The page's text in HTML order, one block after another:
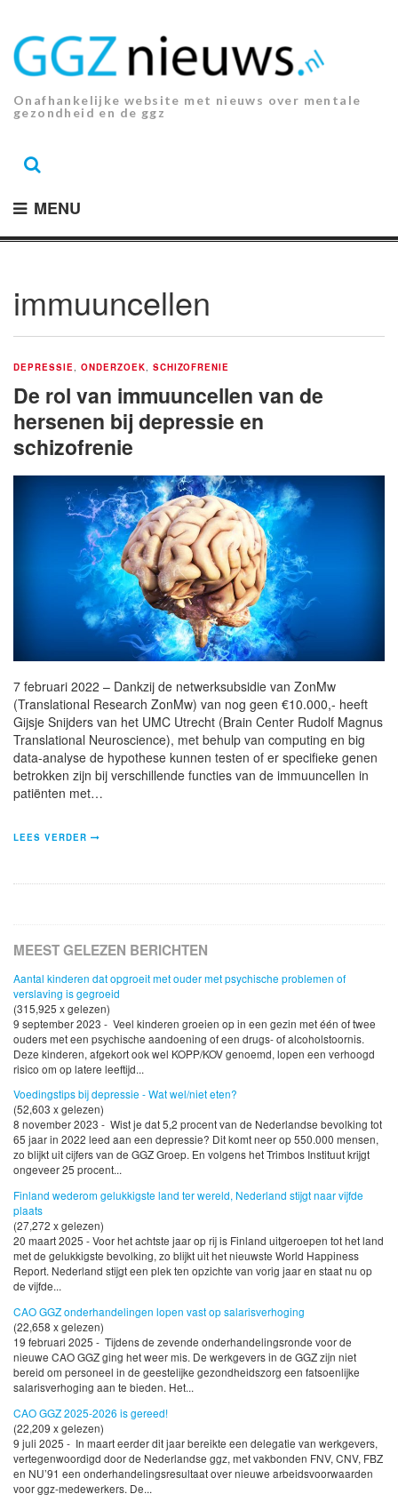
inhoud.
Onafhankelijke website met nieuws over mentale
gezondheid en de ggz
MENU
immuuncellen
DEPRESSIE ONDERZOEK SCHIZOFRENIE
De rol van immuuncellen van de
hersenen bij depressie en
schizofrenie
7 februari 2022 – Dankzij de netwerksubsidie van ZonMw
(Translational Research ZonMw) van nog geen €10.000,- heeft
Gijsje Snijders van het UMC Utrecht (Brain Center Rudolf Magnus
Translational Neuroscience), met behulp van computing en big
data-analyse de hypothese kunnen testen of er specifieke genen
betrokken zijn bij verschillende functies van de immuuncellen in
patiënten met…
LEES VERDER
MEEST GELEZEN BERICHTEN
Aantal kinderen dat opgroeit met ouder met psychische problemen of
verslaving is gegroeid
(315,925 x gelezen)
9 september 2023 - Veel kinderen groeien op in een gezin met één of twee
ouders met een psychische aandoening of een drugs- of alcoholstoornis.
Deze kinderen, afgekort ook wel KOPP/KOV genoemd, lopen een verhoogd
risico om op latere leeftijd...
Voedingstips bij depressie - Wat wel/niet eten?
(52,603 x gelezen)
8 november 2023 - Wist je dat 5,2 procent van de Nederlandse bevolking tot
65 jaar in 2022 leed aan een depressie? Dit komt neer op 550.000 mensen,
zo blijkt uit cijfers van de GGZ Groep. En volgens het Trimbos Instituut krijgt
ongeveer 25 procent...
Finland wederom gelukkigste land ter wereld, Nederland stijgt naar vijfde
plaats
(27,272 x gelezen)
20 maart 2025 - Voor het achtste jaar op rij is Finland uitgeroepen tot het land
met de gelukkigste bevolking, zo blijkt uit het nieuwste World Happiness
Report. Nederland stijgt een plek ten opzichte van vorig jaar en staat nu op
de vijfde...
CAO GGZ onderhandelingen lopen vast op salarisverhoging
(22,658 x gelezen)
19 februari 2025 - Tijdens de zevende onderhandelingsronde voor de
nieuwe CAO GGZ ging het weer mis. De werkgevers in de GGZ zijn niet
bereid om personeel in de geestelijke gezondheidszorg een fatsoenlijke
salarisverhoging aan te bieden. Het...
CAO GGZ 2025-2026 is gereed!
(22,209 x gelezen)
9 juli 2025 - In maart eerder dit jaar bereikte een delegatie van werkgevers,
vertegenwoordigd door de Nederlandse ggz, met vakbonden FNV, CNV, FBZ
en NU’91 een onderhandelingsresultaat over nieuwe arbeidsvoorwaarden
voor ggz-medewerkers. De...